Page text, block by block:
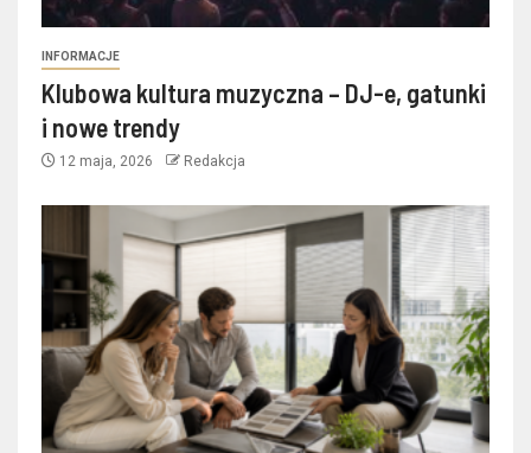
INFORMACJE
Klubowa kultura muzyczna – DJ-e, gatunki
i nowe trendy
12 maja, 2026 Redakcja